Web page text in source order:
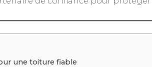
une toiture fiable